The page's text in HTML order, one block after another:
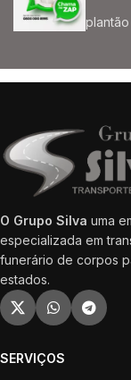
O Grupo Silva uma
especializada em
funerário de corpos
estados.
SERVIÇOS